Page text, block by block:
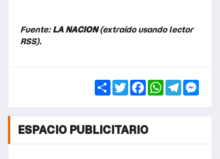
Fuente: LA NACION(extraído usando lector
RSS).
ShareTwitterFacebook
WhatsApp
ESPACIO PUBLICITARIO